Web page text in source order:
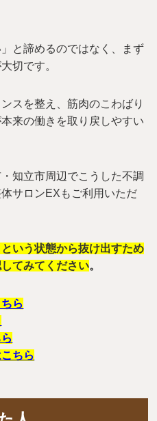
と諦めるのではなく、まず
切です。
スを整え、筋肉のこわばり
来の働きを取り戻しやすい
知立市周辺でこうした不調
サロンEXもご利用いただ
いう状態から抜け出すため
てみてください。
ら
ちら